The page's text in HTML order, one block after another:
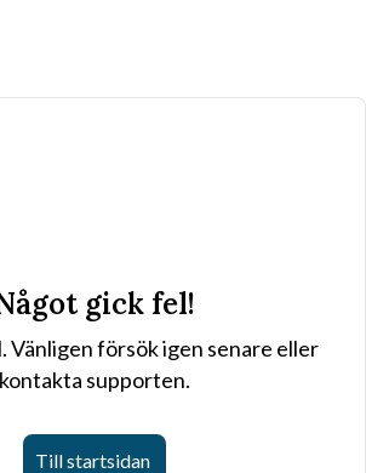
gick fel!
Vänligen försök igen senare eller
kontakta supporten.
Till startsidan